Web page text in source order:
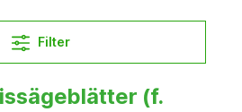
Filter
(f.